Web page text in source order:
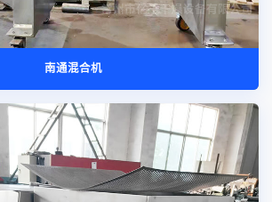
南通混合机